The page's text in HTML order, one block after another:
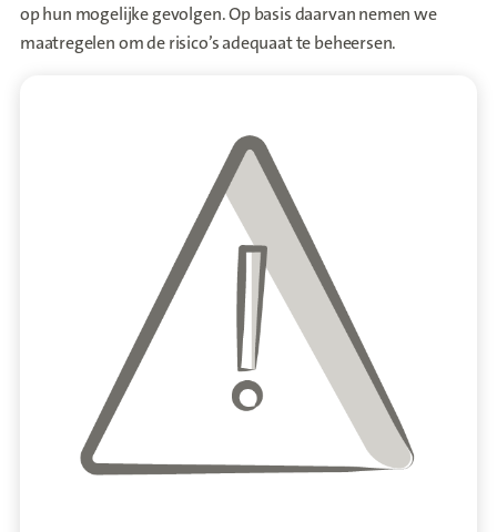
op hun mogelijke gevolgen. Op basis daarvan nemen we
maatregelen om de risico’s adequaat te beheersen.